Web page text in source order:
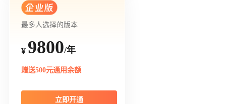
最多人选择的版本
¥ 9800/年
赠送500元通用余额
立即开通